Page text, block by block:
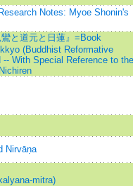
Notes: Myoe Shonin's
と道元と日蓮』=Book
(Buddhist Reformative
With Special Reference to the
Nirvāṇa
mitra)